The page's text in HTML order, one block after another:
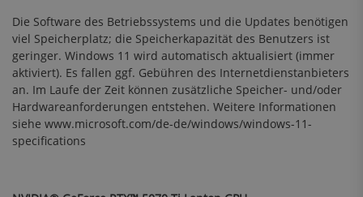
Die Software des Betriebssystems und die Updates benötigen
viel Speicherplatz; die Speicherkapazität des Benutzers ist
geringer. Windows 11 wird automatisch aktualisiert (immer
aktiviert). Es fallen ggf. Gebühren des Internetdienstanbieters
an. Im Laufe der Zeit können zusätzliche Speicher- und/oder
Hardwareanforderungen entstehen. Weitere Informationen
siehe www.microsoft.com/de-de/windows/windows-11-
specifications